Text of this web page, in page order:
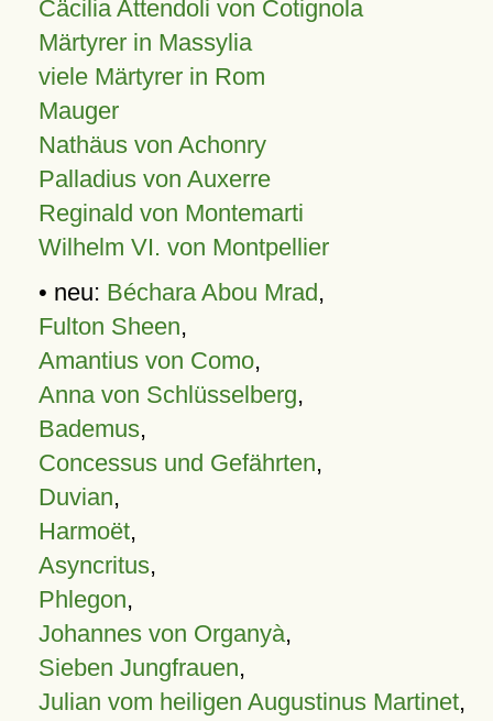
Cäcilia Attendoli von Cotignola
Märtyrer in Massylia
viele Märtyrer in Rom
Mauger
Nathäus von Achonry
Palladius von Auxerre
Reginald von Montemarti
Wilhelm VI. von Montpellier
• neu: Béchara Abou Mrad,
Fulton Sheen,
Amantius von Como,
Anna von Schlüsselberg,
Bademus,
Concessus und Gefährten,
Duvian,
Harmoët,
Asyncritus,
Phlegon,
Johannes von Organyà,
Sieben Jungfrauen,
Julian vom heiligen Augustinus Martinet,